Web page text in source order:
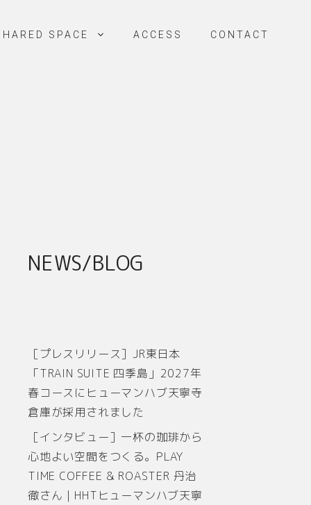
SPACE ACCESS CONTACT
NEWS/BLOG
［プレスリリース］JR東日本
「TRAIN SUITE 四季島」2027年
春コースにヒューマンハブ天寧寺
倉庫が採用されました
［インタビュー］一杯の珈琲から
心地よい空間をつくる。PLAY
TIME COFFEE & ROASTER 丹治
徹さん｜HHTヒューマンハブ天寧